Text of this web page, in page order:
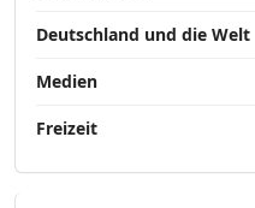
Deutschland und die Welt
Medien
Freizeit